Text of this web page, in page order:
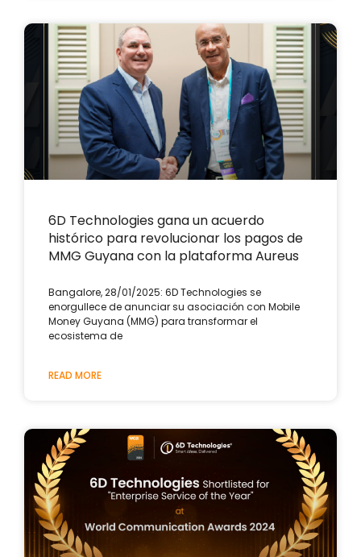
6D Technologies gana un acuerdo
histórico para revolucionar los pagos de
MMG Guyana con la plataforma Aureus
Bangalore, 28/01/2025: 6D Technologies se
enorgullece de anunciar su asociación con Mobile
Money Guyana (MMG) para transformar el
ecosistema de
READ MORE